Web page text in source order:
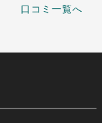
口コミ一覧へ